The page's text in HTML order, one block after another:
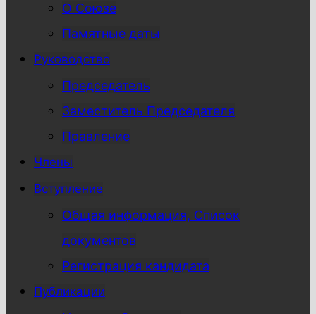
О Союзе
Памятные даты
Руководство
Председатель
Заместитель Председателя
Правление
Члены
Вступление
Общая информация, Список
документов
Регистрация кандидата
Публикации